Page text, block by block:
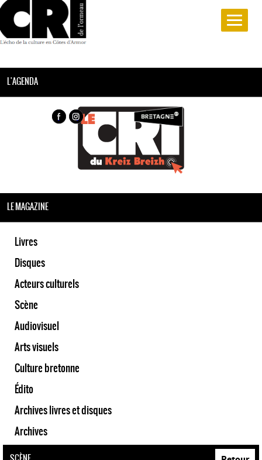
L'AGENDA
LE MAGAZINE
Livres
Disques
Acteurs culturels
Scène
Audiovisuel
Arts visuels
Culture bretonne
Édito
Archives livres et disques
Archives